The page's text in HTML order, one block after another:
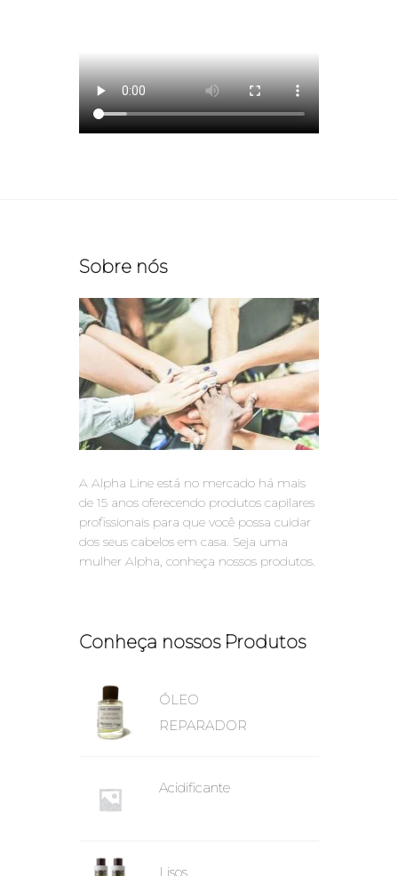
Sobre nós
A Alpha Line está no mercado há mais
de 15 anos oferecendo produtos capilares
profissionais para que você possa cuidar
dos seus cabelos em casa. Seja uma
mulher Alpha, conheça nossos produtos.
Conheça nossos Produtos
ÓLEO
REPARADOR
Acidificante
Lisos